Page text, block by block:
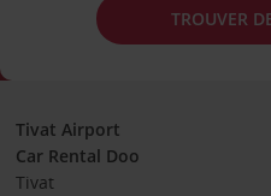
TROUVER
Tivat Airport
Car Rental Doo
Tivat